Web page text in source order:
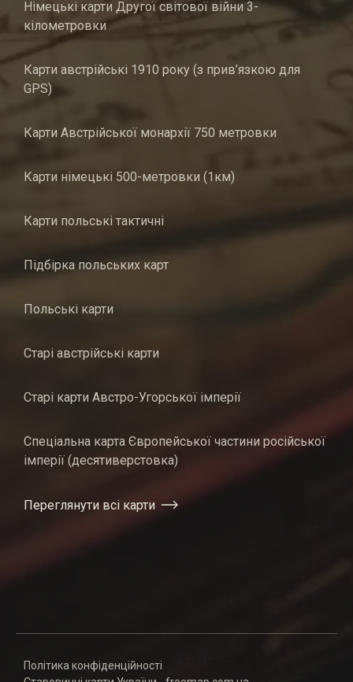
Німецькі карти Другої світової війни 3-
кілометровки
Карти австрійські 1910 року (з прив’язкою для
GPS)
Карти Австрійської монархії 750 метровки
Карти німецькі 500-метровки (1км)
Карти польські тактичні
Підбірка польських карт
Польські карти
Старі австрійські карти
Старі карти Австро-Угорської імперії
Спеціальна карта Європейської частини російської
імперії (десятиверстовка)
Переглянути всі карти
Політика конфіденційності